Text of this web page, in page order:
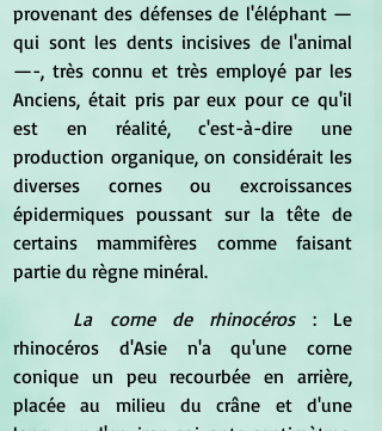
provenant des défenses de l'éléphant —
qui sont les dents incisives de l'animal
—-, très connu et très employé par les
Anciens, était pris par eux pour ce qu'il
est en réalité, c'est-à-dire une
production organique, on considérait les
diverses cornes ou excroissances
épidermiques poussant sur la tête de
certains mammifères comme faisant
partie du règne minéral.
La corne de rhinocéros : Le
rhinocéros d'Asie n'a qu'une corne
conique un peu recourbée en arrière,
placée au milieu du crâne et d'une